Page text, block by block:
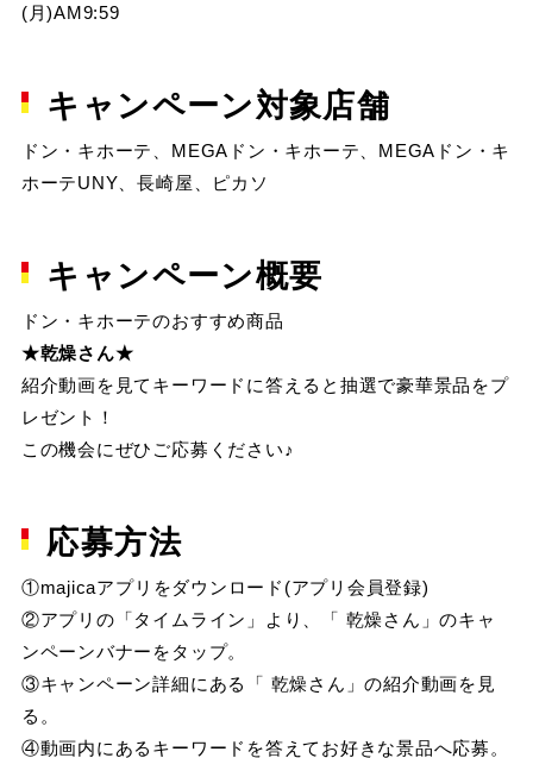
(月)AM9:59
キャンペーン対象店舗
ドン・キホーテ、MEGAドン・キホーテ、MEGAドン・キ
ホーテUNY、長崎屋、ピカソ
キャンペーン概要
ドン・キホーテのおすすめ商品
★乾燥さん★
紹介動画を見てキーワードに答えると抽選で豪華景品をプ
レゼント！
この機会にぜひご応募ください♪
応募方法
①majicaアプリをダウンロード(アプリ会員登録)
②アプリの「タイムライン」より、「 乾燥さん」のキャ
ンペーンバナーをタップ。
③キャンペーン詳細にある「 乾燥さん」の紹介動画を見
る。
④動画内にあるキーワードを答えてお好きな景品へ応募。